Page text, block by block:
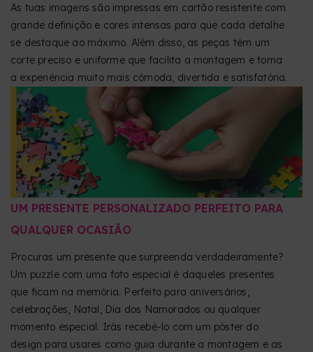
As tuas imagens são impressas em cartão resistente com
grande definição e cores intensas para que cada detalhe
se destaque ao máximo. Além disso, as peças têm um
corte preciso e uniforme que facilita a montagem e torna
a experiência muito mais cómoda, divertida e satisfatória.
UM PRESENTE PERSONALIZADO PERFEITO PARA
QUALQUER OCASIÃO
Procuras um presente que surpreenda verdadeiramente?
Um puzzle com uma foto especial é daqueles presentes
que ficam na memória. Perfeito para aniversários,
celebrações, Natal, Dia dos Namorados ou qualquer
momento especial. Irás recebê-lo com um póster do
design para usares como guia durante a montagem e as